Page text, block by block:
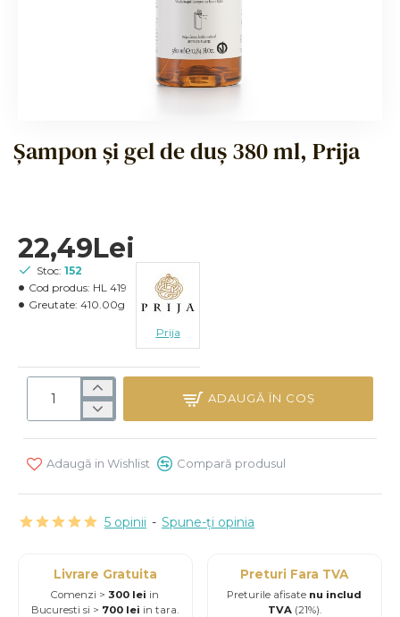
Șampon și gel de duș 380 ml, Prija
5 opinii - Spune-ţi opinia
22,49Lei
Stoc: 152
Cod produs: HL 419
Greutate: 410.00g
Prija
ADAUGĂ ÎN COŞ
Adaugă in Wishlist Compară produsul
Livrare Gratuita
Comenzi >300 lei in
Bucuresti si > 700 lei in tara.
Preturi Fara TVA
Preturile afisate nu includ
TVA(21%).